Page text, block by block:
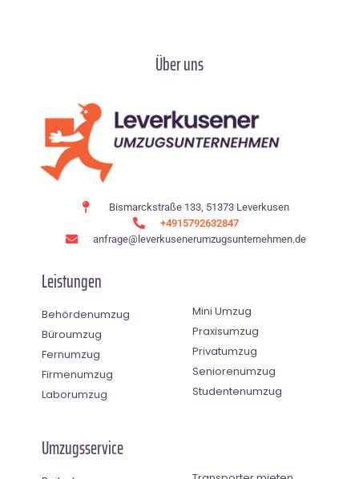
Über uns
Bismarckstraße 133, 51373 Leverkusen
+4915792632847
anfrage@leverkusenerumzugsunternehmen.de
Leistungen
Behördenumzug
Büroumzug
Fernumzug
Firmenumzug
Laborumzug
Mini Umzug
Praxisumzug
Privatumzug
Seniorenumzug
Studentenumzug
Umzugsservice